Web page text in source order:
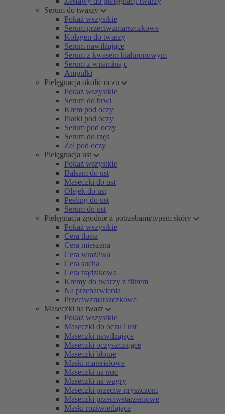
Serum do twarzy
Pokaż wszystkie
Serum przeciwzmarszczkowe
Kolagen do twarzy
Serum nawilżające
Serum z kwasem hialuronowym
Serum z witaminą c
Ampułki
Pielęgnacja okolic oczu
Pokaż wszystkie
Serum do brwi
Krem pod oczy
Płatki pod oczy
Serum pod oczy
Serum do rzęs
Żel pod oczy
Pielęgnacja ust
Pokaż wszystkie
Balsam do ust
Maseczki do ust
Olejek do ust
Peeling do ust
Serum do ust
Pielęgnacja zgodnie z potrzebami/typem skóry
Pokaż wszystkie
Cera tłusta
Cera mieszana
Cera wrażliwa
Cera sucha
Cera trądzikowa
Kremy do twarzy z filtrem
Na przebarwienia
Przeciwzmarszczkowe
Maseczki na twarz
Pokaż wszystkie
Maseczki do oczu i ust
Maseczki nawilżające
Maseczki oczyszczające
Maseczki błotne
Maski materiałowe
Maseczki na noc
Maseczki na wągry
Maseczki przeciw pryszczom
Maseczki przeciwstarzeniowe
Maski rozświetlające